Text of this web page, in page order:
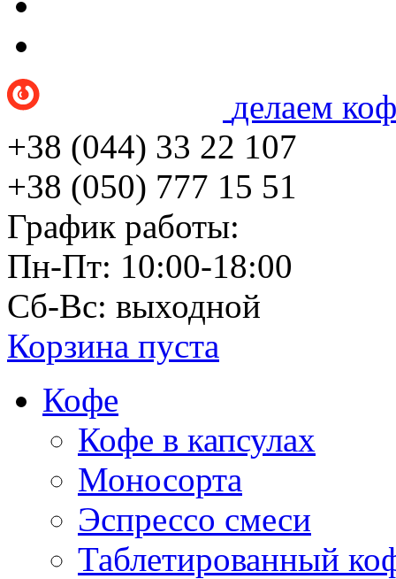
делаем
+38 (044) 33 22 107
+38 (050) 777 15 51
График работы:
Пн-Пт: 10:00-18:00
Сб-Вс: выходной
Корзина пуста
Кофе
Кофе в капсулах
Моносорта
Эспрессо смеси
Таблетированный